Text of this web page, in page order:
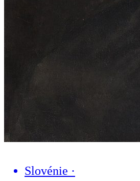
Slovénie ·